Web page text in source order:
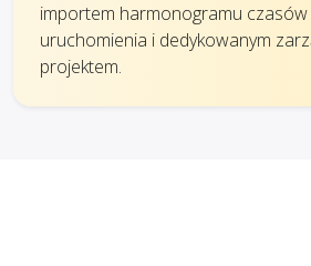
importem harmonogramu
uruchomienia i dedykowanym
projektem.